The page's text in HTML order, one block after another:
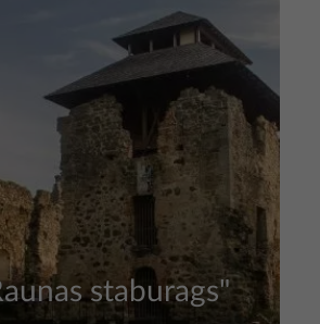
staburags"